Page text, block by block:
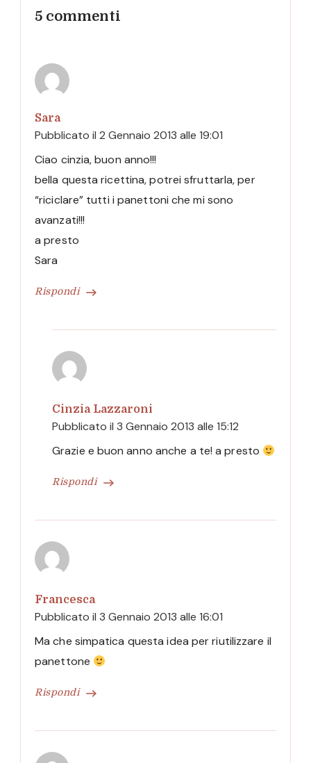
5 commenti
Sara
Pubblicato il 2 Gennaio 2013 alle 19:01
Rispondi
Ciao cinzia, buon anno!!!
bella questa ricettina, potrei sfruttarla, per
“riciclare” tutti i panettoni che mi sono
avanzati!!!
a presto
Sara
Cinzia Lazzaroni
Pubblicato il 3 Gennaio 2013 alle 15:12
Rispondi
Grazie e buon anno anche a te! a presto
Francesca
Pubblicato il 3 Gennaio 2013 alle 16:01
Rispondi
Ma che simpatica questa idea per riutilizzare il
panettone